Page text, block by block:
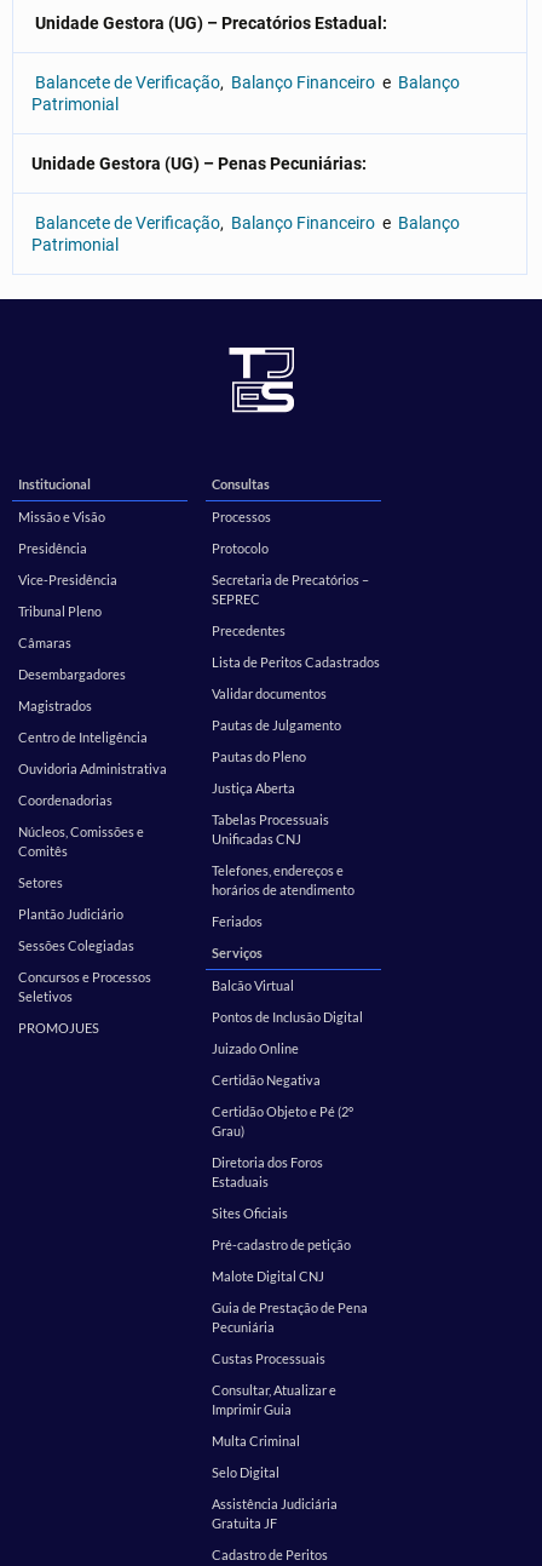
Unidade Gestora (UG) – Precatórios Estadual:
Balancete de Verificação, Balanço Financeiro e Balanço
Patrimonial
Unidade Gestora (UG) – Penas Pecuniárias:
Balancete de Verificação, Balanço Financeiro e Balanço
Patrimonial
Institucional
Missão e Visão
Presidência
Vice-Presidência
Tribunal Pleno
Câmaras
Desembargadores
Magistrados
Centro de Inteligência
Ouvidoria Administrativa
Coordenadorias
Núcleos, Comissões e
Comitês
Setores
Plantão Judiciário
Sessões Colegiadas
Concursos e Processos
Seletivos
PROMOJUES
Consultas
Processos
Protocolo
Secretaria de Precatórios –
SEPREC
Precedentes
Lista de Peritos Cadastrados
Validar documentos
Pautas de Julgamento
Pautas do Pleno
Justiça Aberta
Tabelas Processuais
Unificadas CNJ
Telefones, endereços e
horários de atendimento
Feriados
Serviços
Balcão Virtual
Pontos de Inclusão Digital
Juizado Online
Certidão Negativa
Certidão Objeto e Pé (2º
Grau)
Diretoria dos Foros
Estaduais
Sites Oficiais
Pré-cadastro de petição
Malote Digital CNJ
Guia de Prestação de Pena
Pecuniária
Custas Processuais
Consultar, Atualizar e
Imprimir Guia
Multa Criminal
Selo Digital
Assistência Judiciária
Gratuita JF
Cadastro de Peritos